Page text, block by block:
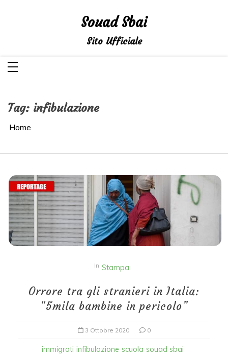
Souad Sbai
Sito Ufficiale
Tag: infibulazione
Home
In Stampa
Orrore tra gli stranieri in Italia:
“5mila bambine in pericolo”
3 Ottobre 2020 0
immigrati infibulazione scuola souad sbai